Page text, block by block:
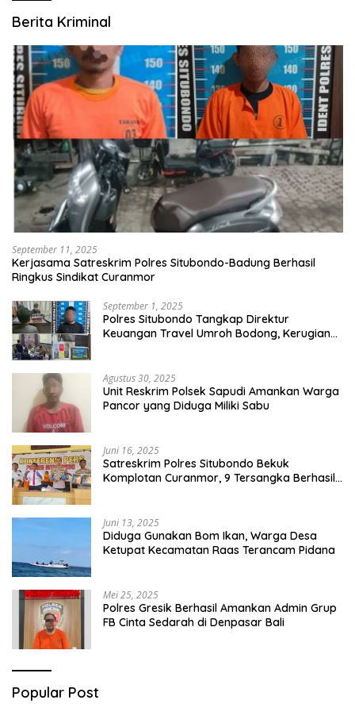
Berita Kriminal
September 11, 2025
Kerjasama Satreskrim Polres Situbondo-Badung Berhasil
Ringkus Sindikat Curanmor
September 1, 2025
Polres Situbondo Tangkap Direktur
Keuangan Travel Umroh Bodong, Kerugian
Agustus 30, 2025
Unit Reskrim Polsek Sapudi Amankan Warga
Pancor yang Diduga Miliki Sabu
Juni 16, 2025
Satreskrim Polres Situbondo Bekuk
Komplotan Curanmor, 9 Tersangka Berhasil
Juni 13, 2025
Diduga Gunakan Bom Ikan, Warga Desa
Ketupat Kecamatan Raas Terancam Pidana
Mei 25, 2025
Polres Gresik Berhasil Amankan Admin Grup
FB Cinta Sedarah di Denpasar Bali
Popular Post